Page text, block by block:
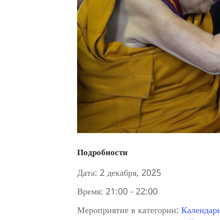
Подробности
Дата: 2 декабря, 2025
Время: 21:00 - 22:00
Мероприятие в категории: